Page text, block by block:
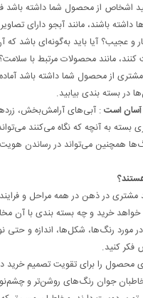
اشخاص از محصول شما داشته باشد
باشند، مانند آبجو دارای
و عجیب؟ آیا باید به‌گونه‌ای باشد که
مانند محصولات مرتبط با
از محصول شما داشته باشد
در بسته بندی بیابید.
آسان است: آبی‌های آرامش‌بخش،
به آنچه که نگاه می‌کنند
همچنین می‌تواند در رساندن هویت
مشتری در ذهن در همه مراحل و
خرید و چه بسته بندی با آن
مورد رنگ‌ها، شکل‌ها، اندازه و حتی
کنید.
محصول را برای تقویت تصمیم خرید
جوان رنگ‌های روشن‌تر و